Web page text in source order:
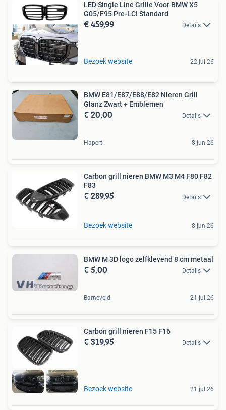
LED Single Line Grille Voor BMW X5
G05/F95 Pre-LCI Standard
€ 459,99 Details
Bezoek website 22 jul 26
BMW E81/E87/E88/E82 Nieren Grill
Glanz Zwart + Emblemen
€ 20,00 Details
Hapert 8 jun 26
Carbon grill nieren BMW M3 M4 F80 F82
F83
€ 289,95 Details
Bezoek website 8 jun 26
BMW M 3D logo zelfklevend 8 cm metaal
€ 5,00 Details
Barneveld 21 jul 26
Carbon grill nieren F15 F16
€ 319,95 Details
Bezoek website 21 jul 26